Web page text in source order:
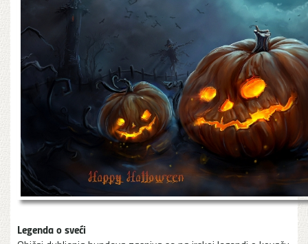
Legenda o sveći